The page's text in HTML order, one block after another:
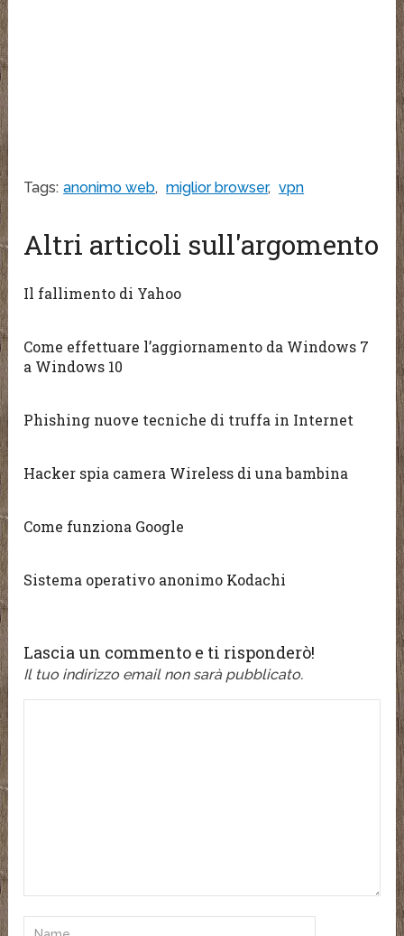
Tags: anonimo web, miglior browser, vpn
Altri articoli sull'argomento
Il fallimento di Yahoo
Come effettuare l’aggiornamento da Windows 7
a Windows 10
Phishing nuove tecniche di truffa in Internet
Hacker spia camera Wireless di una bambina
Come funziona Google
Sistema operativo anonimo Kodachi
Lascia un commento e ti risponderò!
Il tuo indirizzo email non sarà pubblicato.